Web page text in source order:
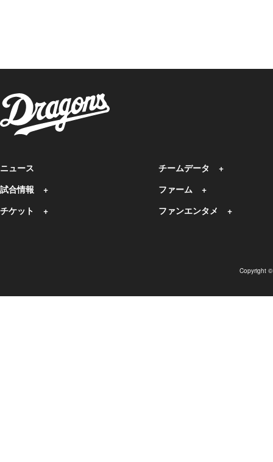
ニュース
試合情報
チケット
チームデータ
ファーム
ファンエンタメ
Copyright